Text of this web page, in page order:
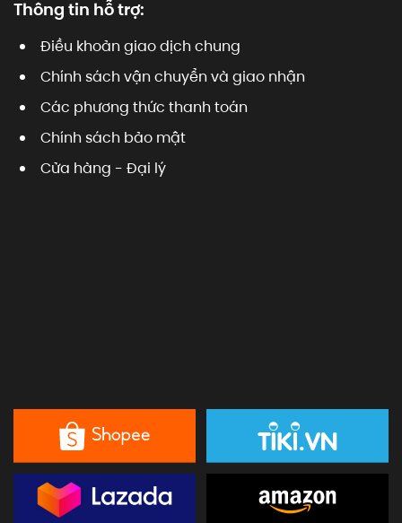
Thông tin hỗ trợ:
Điều khoản giao dịch chung
Chính sách vận chuyển và giao nhận
Các phương thức thanh toán
Chính sách bảo mật
Cửa hàng - Đại lý